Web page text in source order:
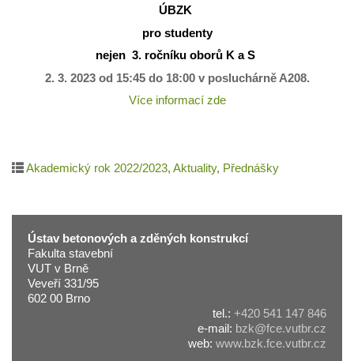
ÚBZK
pro studenty
nejen 3. ročníku oborů K a S
2. 3. 2023 od 15:45 do 18:00 v posluchárně A208.
Více informací zde
Akademický rok 2022/2023, Aktuality, Přednášky
Ústav betonových a zděných konstrukcí
Fakulta stavební
VUT v Brně
Veveří 331/95
602 00 Brno
tel.: +420 541 147 846
e-mail: bzk@fce.vutbr.cz
web: www.bzk.fce.vutbr.cz